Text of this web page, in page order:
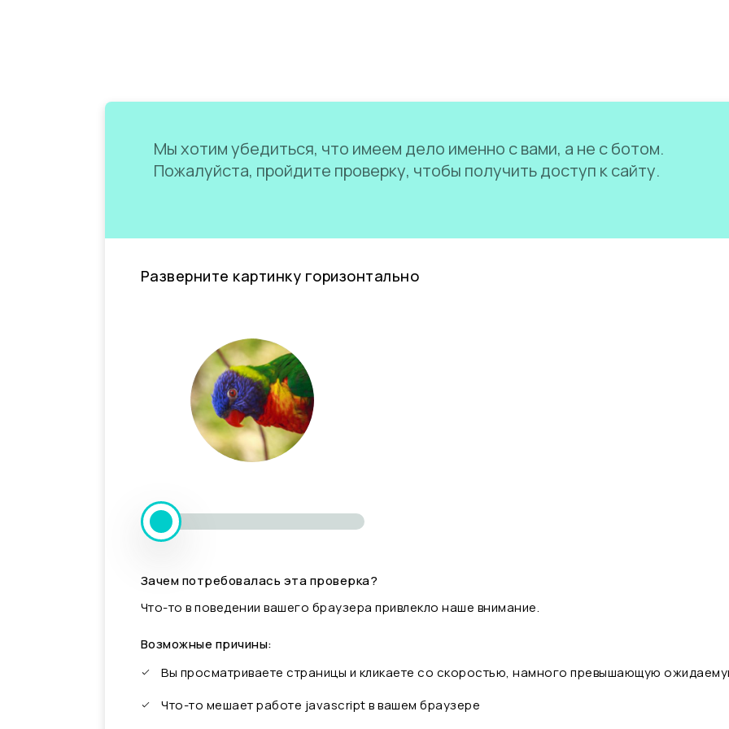
Мы хотим убедиться, что имеем дело именно с вами, а не с ботом.
Пожалуйста, пройдите проверку, чтобы получить доступ к сайту.
Разверните картинку горизонтально
Зачем потребовалась эта проверка?
Что-то в поведении вашего браузера привлекло наше внимание.
Возможные причины:
Вы просматриваете страницы и кликаете со скоростью, намного превышающую
Что-то мешает работе javascript в вашем браузере